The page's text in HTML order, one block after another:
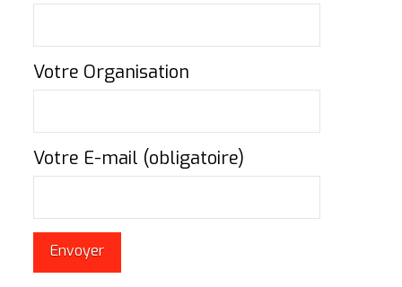
Votre Organisation
Votre E-mail (obligatoire)